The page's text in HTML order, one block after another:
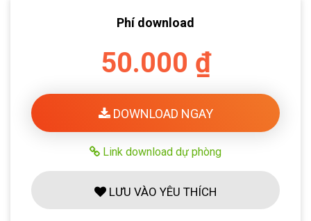
Phí download
50.000 ₫
DOWNLOAD NGAY
Link download dự phòng
LƯU VÀO YÊU THÍCH